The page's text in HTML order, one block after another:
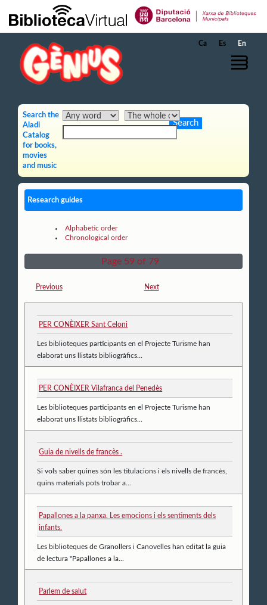
Skip to Main Content
Ca Es En
Search the
Aladi
Catalog
for books,
movies
and music
Research guides
Alphabetic order
Chronological order
Page 59 of 79
Previous Next
PER CONÈIXER Sant Celoni
Les biblioteques participants en el Projecte Turisme han
elaborat uns llistats bibliogràfics...
PER CONÈIXER Vilafranca del Penedès
Les biblioteques participants en el Projecte Turisme han
elaborat uns llistats bibliogràfics...
Guia de nivells de francès .
Si vols saber quines són les titulacions i els nivells de francès,
quins materials pots trobar a...
Papallones a la panxa. Les emocions i els sentiments dels
infants.
Les biblioteques de Granollers i Canovelles han editat la guia
de lectura "Papallones a la...
Parlem de salut